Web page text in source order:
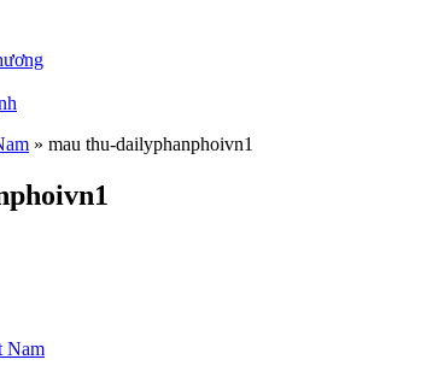
» mau thu-dailyphanphoivn1
Nam